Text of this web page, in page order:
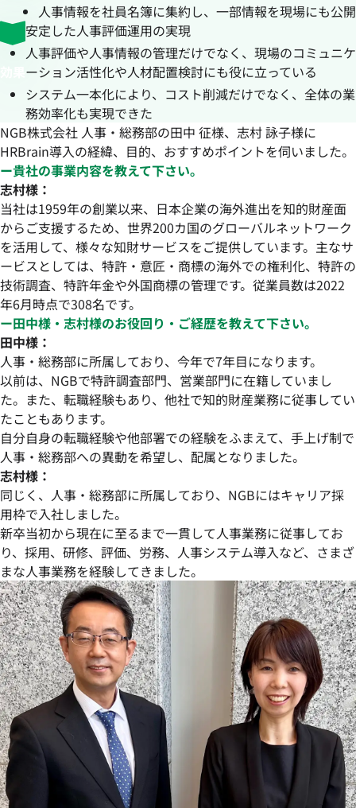
人事情報を社員名簿に集約し、一部情報を現場にも公開
安定した人事評価運用の実現
人事評価や人事情報の管理だけでなく、現場のコミュニケ
ーション活性化や人材配置検討にも役に立っている
システム一本化により、コスト削減だけでなく、全体の業
務効率化も実現できた
NGB株式会社 人事・総務部の田中 征様、志村 詠子様に
HRBrain導入の経緯、目的、おすすめポイントを伺いました。
ー貴社の事業内容を教えて下さい。
志村様：
当社は1959年の創業以来、日本企業の海外進出を知的財産面
からご支援するため、世界200カ国のグローバルネットワーク
を活用して、様々な知財サービスをご提供しています。主なサ
ービスとしては、特許・意匠・商標の海外での権利化、特許の
技術調査、特許年金や外国商標の管理です。従業員数は2022
年6月時点で308名です。
ー田中様・志村様のお役回り・ご経歴を教えて下さい。
田中様：
人事・総務部に所属しており、今年で7年目になります。
以前は、NGBで特許調査部門、営業部門に在籍していまし
た。また、転職経験もあり、他社で知的財産業務に従事してい
たこともあります。
自分自身の転職経験や他部署での経験をふまえて、手上げ制で
人事・総務部への異動を希望し、配属となりました。
志村様：
同じく、人事・総務部に所属しており、NGBにはキャリア採
用枠で入社しました。
新卒当初から現在に至るまで一貫して人事業務に従事してお
り、採用、研修、評価、労務、人事システム導入など、さまざ
まな人事業務を経験してきました。